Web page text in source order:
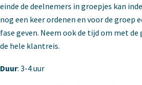
einde de deelnemers in groepjes kan
nog een keer ordenen en voor de groep
fase geven. Neem ook de tijd om met
de hele klantreis.
Duur: 3-4 uur